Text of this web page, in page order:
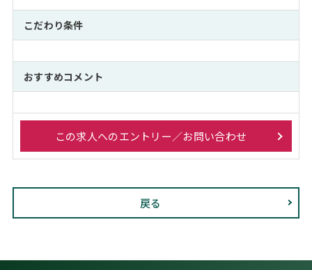
こだわり条件
おすすめコメント
この求人へのエントリー／お問い合わせ
戻る